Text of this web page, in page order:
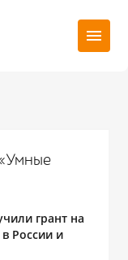
грант на
России и